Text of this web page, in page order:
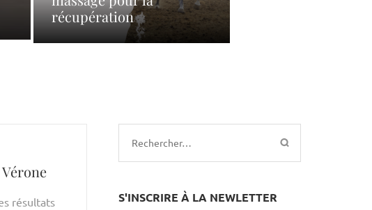
récupération
résultats
Rechercher :
S'INSCRIRE À LA NEWLETTER